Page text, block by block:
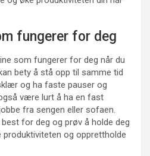
fungerer for deg
som fungerer for deg når du
bety å stå opp til samme tid
og ha faste pauser og
være lurt å ha en fast
fra sengen eller sofaen.
for deg og prøv å holde deg
og opprettholde